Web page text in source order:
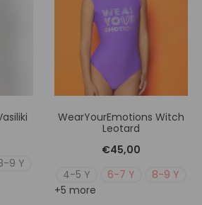
9 Y
WearYourEmotions Witch
Leotard
€45,00
4-5 Y
6-7 Y
8-9 Y
+5 more